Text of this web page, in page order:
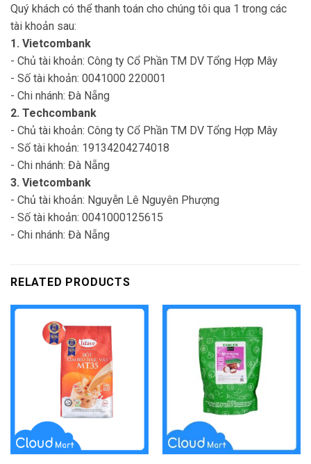
Quý khách có thể thanh toán cho chúng tôi qua 1 trong các
tài khoản sau:
1. Vietcombank
- Chủ tài khoản: Công ty Cổ Phần TM DV Tổng Hợp Mây
- Số tài khoản: 0041000 220001
- Chi nhánh: Đà Nẵng
2. Techcombank
- Chủ tài khoản: Công ty Cổ Phần TM DV Tổng Hợp Mây
- Số tài khoản: 19134204274018
- Chi nhánh: Đà Nẵng
3. Vietcombank
- Chủ tài khoản: Nguyễn Lê Nguyên Phượng
- Số tài khoản: 0041000125615
- Chi nhánh: Đà Nẵng
RELATED PRODUCTS